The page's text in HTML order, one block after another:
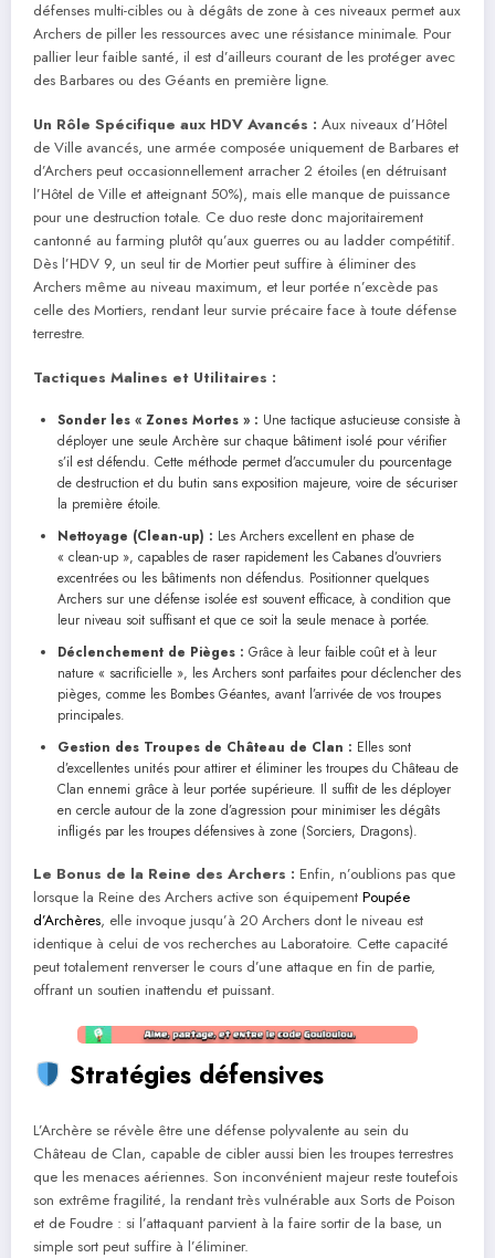
défenses multi-cibles ou à dégâts de zone à ces niveaux permet aux
Archers de piller les ressources avec une résistance minimale. Pour
pallier leur faible santé, il est d’ailleurs courant de les protéger avec
des Barbares ou des Géants en première ligne.
Un Rôle Spécifique aux HDV Avancés : Aux niveaux d’Hôtel
de Ville avancés, une armée composée uniquement de Barbares et
d’Archers peut occasionnellement arracher 2 étoiles (en détruisant
l’Hôtel de Ville et atteignant 50%), mais elle manque de puissance
pour une destruction totale. Ce duo reste donc majoritairement
cantonné au farming plutôt qu’aux guerres ou au ladder compétitif.
Dès l’HDV 9, un seul tir de Mortier peut suffire à éliminer des
Archers même au niveau maximum, et leur portée n’excède pas
celle des Mortiers, rendant leur survie précaire face à toute défense
terrestre.
Tactiques Malines et Utilitaires :
Sonder les « Zones Mortes » : Une tactique astucieuse consiste à
déployer une seule Archère sur chaque bâtiment isolé pour vérifier
s’il est défendu. Cette méthode permet d’accumuler du pourcentage
de destruction et du butin sans exposition majeure, voire de sécuriser
la première étoile.
Nettoyage (Clean-up) : Les Archers excellent en phase de
« clean-up », capables de raser rapidement les Cabanes d’ouvriers
excentrées ou les bâtiments non défendus. Positionner quelques
Archers sur une défense isolée est souvent efficace, à condition que
leur niveau soit suffisant et que ce soit la seule menace à portée.
Déclenchement de Pièges : Grâce à leur faible coût et à leur
nature « sacrificielle », les Archers sont parfaites pour déclencher des
pièges, comme les Bombes Géantes, avant l’arrivée de vos troupes
principales.
Gestion des Troupes de Château de Clan : Elles sont
d’excellentes unités pour attirer et éliminer les troupes du Château de
Clan ennemi grâce à leur portée supérieure. Il suffit de les déployer
en cercle autour de la zone d’agression pour minimiser les dégâts
infligés par les troupes défensives à zone (Sorciers, Dragons).
Le Bonus de la Reine des Archers : Enfin, n’oublions pas que
lorsque la Reine des Archers active son équipement Poupée
d’Archères, elle invoque jusqu’à 20 Archers dont le niveau est
identique à celui de vos recherches au Laboratoire. Cette capacité
peut totalement renverser le cours d’une attaque en fin de partie,
offrant un soutien inattendu et puissant.
Stratégies défensives
L’Archère se révèle être une défense polyvalente au sein du
Château de Clan, capable de cibler aussi bien les troupes terrestres
que les menaces aériennes. Son inconvénient majeur reste toutefois
son extrême fragilité, la rendant très vulnérable aux Sorts de Poison
et de Foudre : si l’attaquant parvient à la faire sortir de la base, un
simple sort peut suffire à l’éliminer.